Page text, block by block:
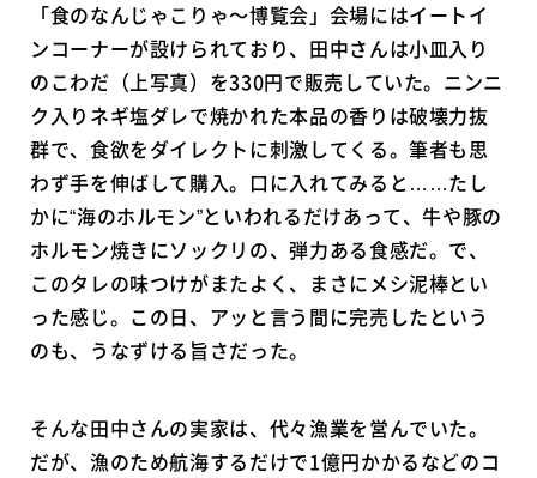
「食のなんじゃこりゃ〜博覧会」会場にはイートイ
ンコーナーが設けられており、田中さんは小皿入り
のこわだ（上写真）を330円で販売していた。ニンニ
ク入りネギ塩ダレで焼かれた本品の香りは破壊力抜
群で、食欲をダイレクトに刺激してくる。筆者も思
わず手を伸ばして購入。口に入れてみると……たし
かに“海のホルモン”といわれるだけあって、牛や豚の
ホルモン焼きにソックリの、弾力ある食感だ。で、
このタレの味つけがまたよく、まさにメシ泥棒とい
った感じ。この日、アッと言う間に完売したという
のも、うなずける旨さだった。
そんな田中さんの実家は、代々漁業を営んでいた。
だが、漁のため航海するだけで1億円かかるなどのコ